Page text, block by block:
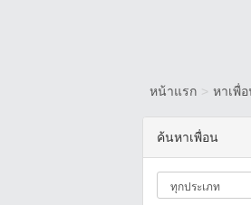
หน้าแรก > หาเพื่
ค้นหาเพื่อน